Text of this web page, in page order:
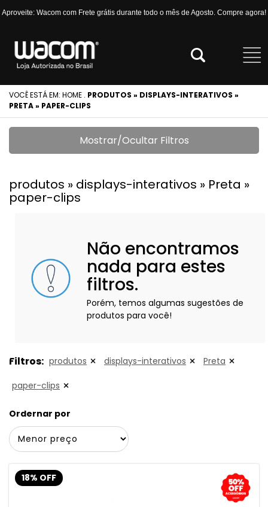
Aproveite: Wacom com Frete grátis durante todo o mês de Agosto. Compre agora!
VOCÊ ESTÁ EM: HOME . PRODUTOS » DISPLAYS-INTERATIVOS »
PRETA » PAPER-CLIPS
Mostrar/Ocultar Filtros
produtos » displays-interativos » Preta »
paper-clips
Não encontramos
nada para estes
filtros.
Porém, temos algumas sugestões de
produtos para você!
Filtros: produtos displays-interativos Preta
paper-clips
Ordernar por
18% OFF